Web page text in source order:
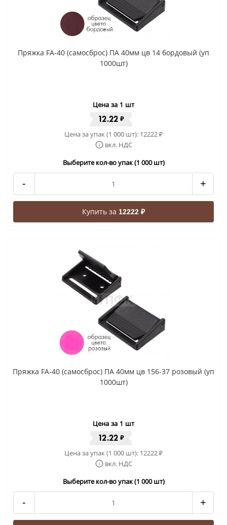
Пряжка FA-40 (самосброс) ПА 40мм цв 14 бордовый (уп
1000шт)
Цена за 1 шт
12.22 ₽
Цена за упак (1 000 шт): 12222₽
вкл. НДС
Выберите кол-во упак (1 000 шт)
- +
Купить за 12222 ₽
Пряжка FA-40 (самосброс) ПА 40мм цв 156-37 розовый (уп
1000шт)
Цена за 1 шт
12.22 ₽
Цена за упак (1 000 шт): 12222₽
вкл. НДС
Выберите кол-во упак (1 000 шт)
- +